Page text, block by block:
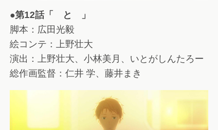
●第12話「 と 」
脚本：広田光毅
絵コンテ：上野壮大
演出：上野壮大、小林美月、いとがしんたろー
総作画監督：仁井 学、藤井まき